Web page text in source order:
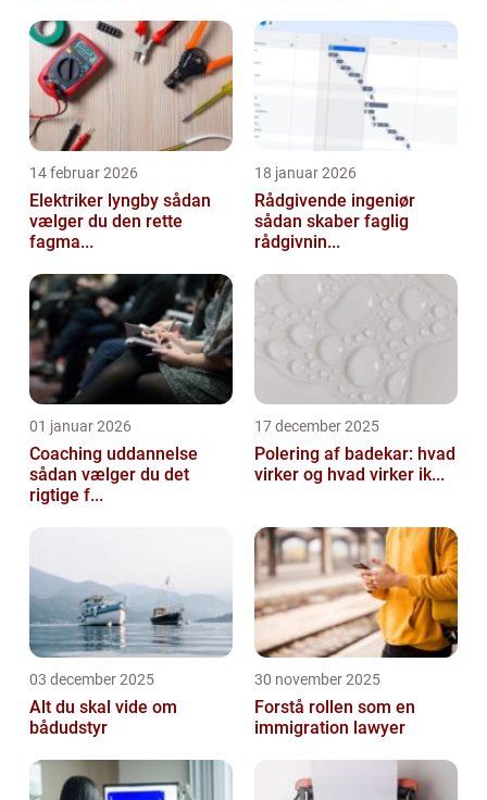
14 februar 2026
Elektriker lyngby sådan
vælger du den rette
fagma...
18 januar 2026
Rådgivende ingeniør
sådan skaber faglig
rådgivnin...
01 januar 2026
Coaching uddannelse
sådan vælger du det
rigtige f...
17 december 2025
Polering af badekar: hvad
virker og hvad virker ik...
03 december 2025
Alt du skal vide om
bådudstyr
30 november 2025
Forstå rollen som en
immigration lawyer